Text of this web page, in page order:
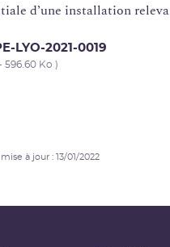
d’une installation
LYO-2021-0019
596.60 Ko )
à jour : 13/01/2022